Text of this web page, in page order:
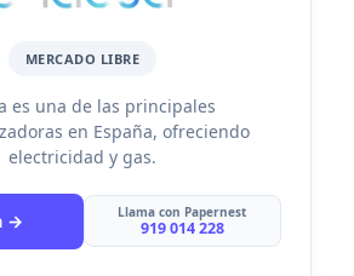
MERCADO LIBRE
es una de las principales
en España, ofreciendo
electricidad y gas.
→ Llama con Papernest
919 014 228